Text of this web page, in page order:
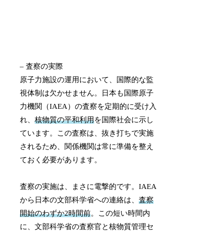
– 査察の実際
原子力施設の運用において、国際的な監
視体制は欠かせません。日本も国際原子
力機関（IAEA）の査察を定期的に受け入
れ、核物質の平和利用を国際社会に示し
ています。この査察は、抜き打ちで実施
されるため、関係機関は常に準備を整え
ておく必要があります。
査察の実施は、まさに電撃的です。IAEA
から日本の文部科学省への連絡は、査察
開始のわずか2時間前。この短い時間内
に、文部科学省の査察官と核物質管理セ